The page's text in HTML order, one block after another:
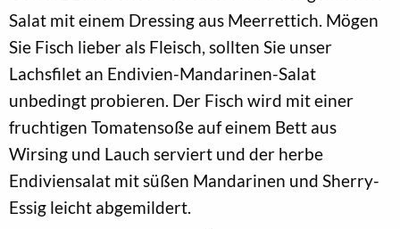
Salat mit einem Dressing aus Meerrettich. Mögen
Sie Fisch lieber als Fleisch, sollten Sie unser
Lachsfilet an Endivien-Mandarinen-Salat
unbedingt probieren. Der Fisch wird mit einer
fruchtigen Tomatensoße auf einem Bett aus
Wirsing und Lauch serviert und der herbe
Endiviensalat mit süßen Mandarinen und Sherry-
Essig leicht abgemildert.